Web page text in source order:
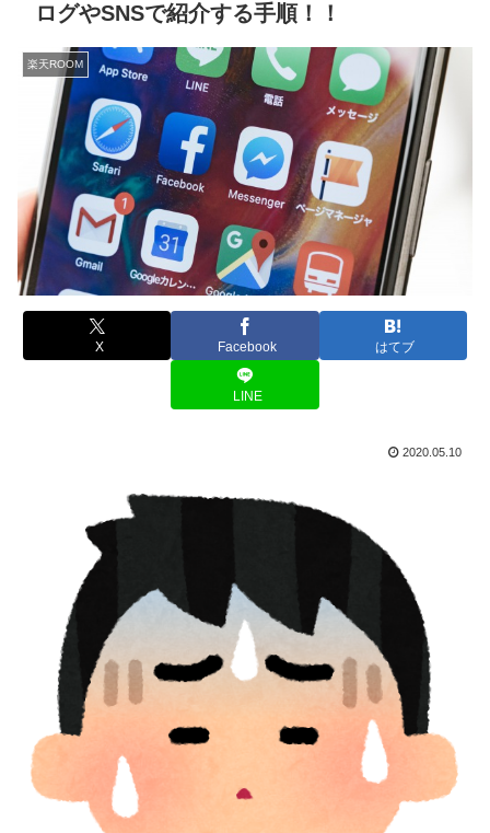
ログやSNSで紹介する手順！！
楽天ROOM
X Facebook はてブ
LINE
2020.05.10